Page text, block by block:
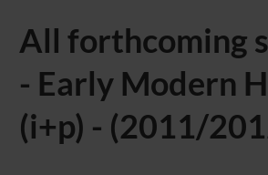
All forthcoming
- Early Modern
(i+p) - (2011/